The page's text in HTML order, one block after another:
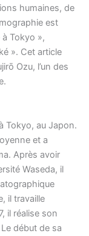
humaines, de
est
Tokyo »,
». Cet article
Ozu, l’un des
Tokyo, au Japon.
et a
Après avoir
Waseda, il
il travaille
il réalise son
début de sa